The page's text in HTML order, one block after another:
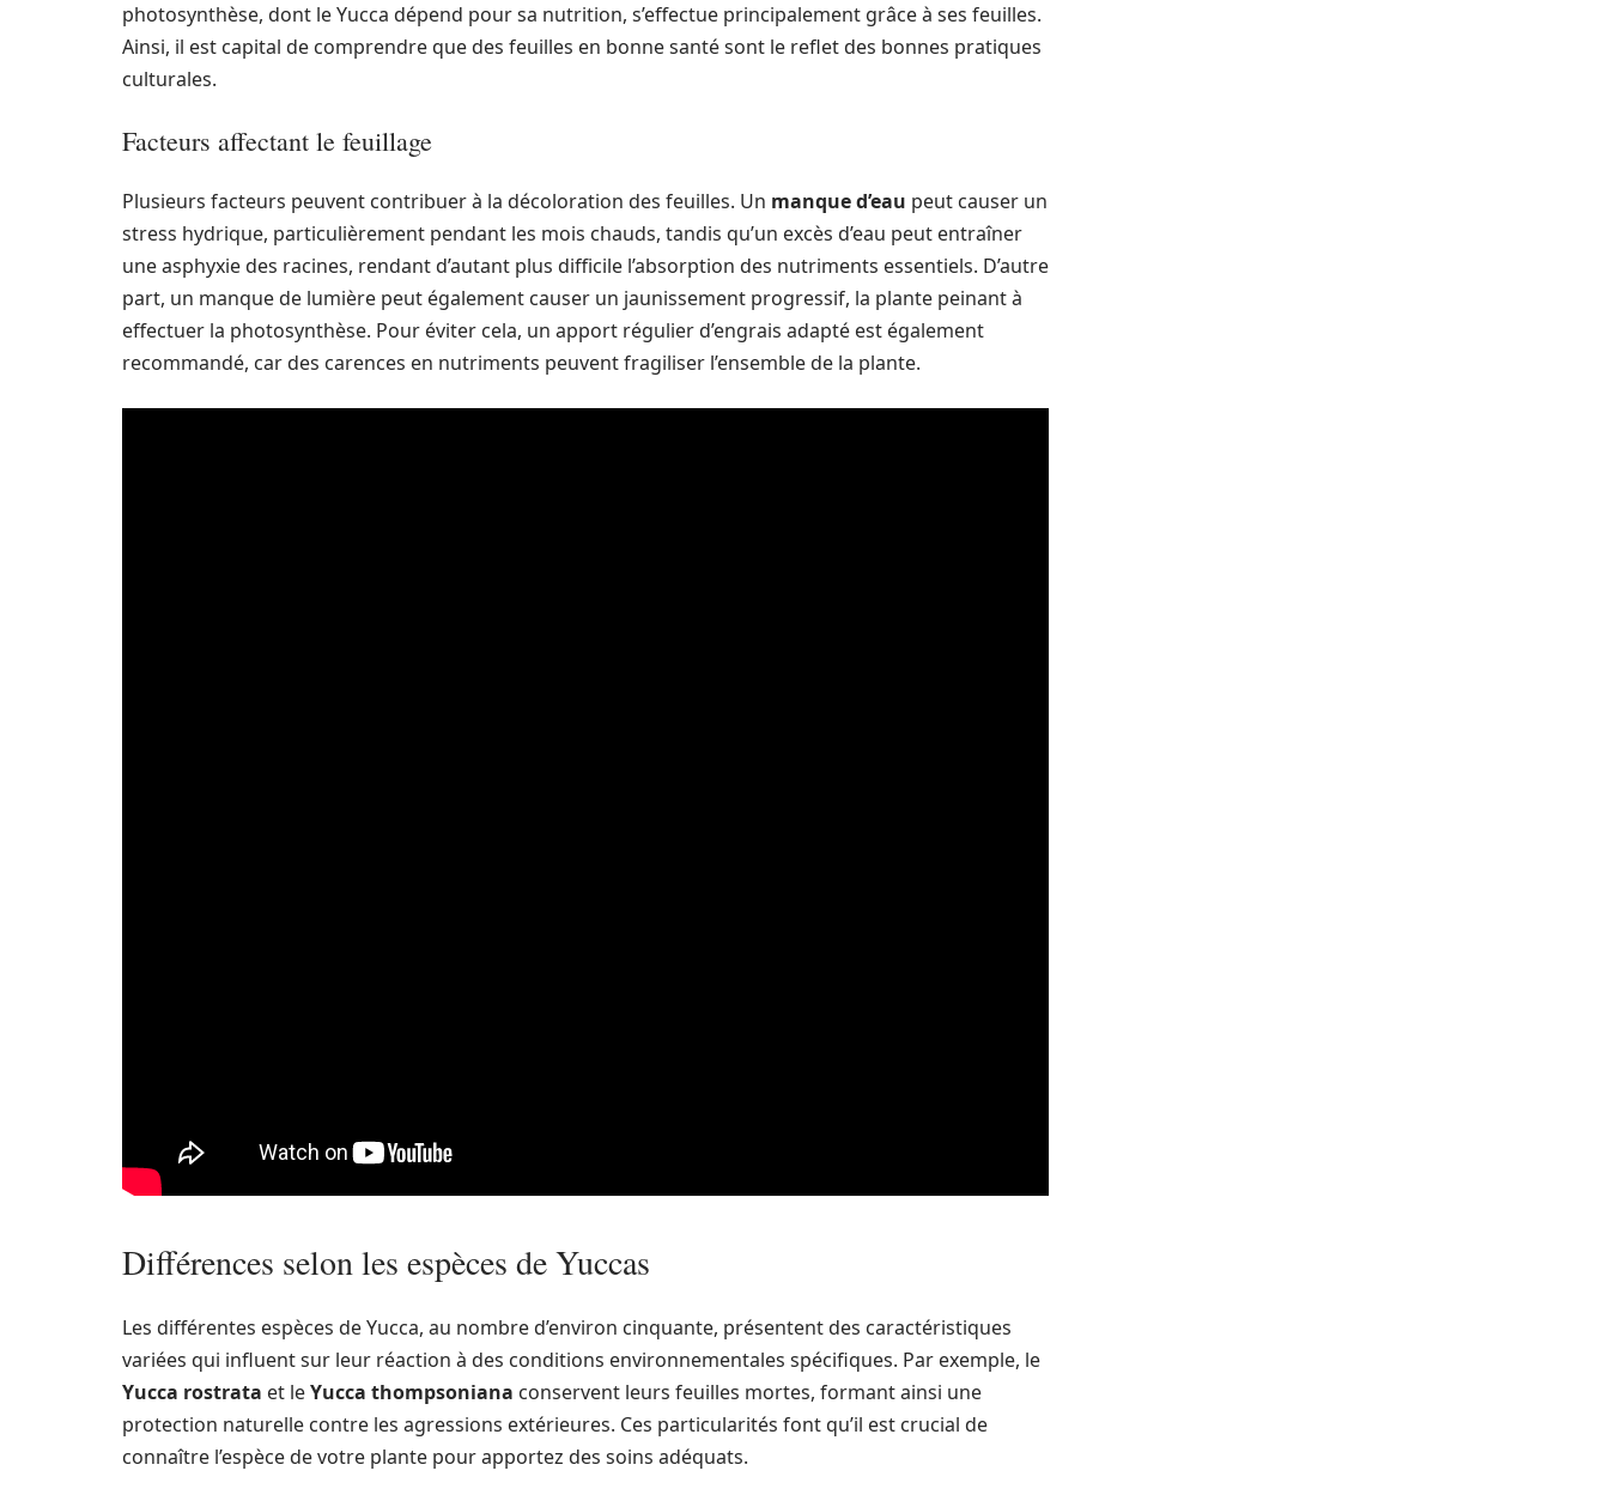
photosynthèse, dont le Yucca dépend pour sa nutrition, s’effectue principalement grâce à ses feuilles.
Ainsi, il est capital de comprendre que des feuilles en bonne santé sont le reflet des bonnes pratiques
culturales.
Facteurs affectant le feuillage
Plusieurs facteurs peuvent contribuer à la décoloration des feuilles. Un manque d’eau peut causer un
stress hydrique, particulièrement pendant les mois chauds, tandis qu’un excès d’eau peut entraîner
une asphyxie des racines, rendant d’autant plus difficile l’absorption des nutriments essentiels. D’autre
part, un manque de lumière peut également causer un jaunissement progressif, la plante peinant à
effectuer la photosynthèse. Pour éviter cela, un apport régulier d’engrais adapté est également
recommandé, car des carences en nutriments peuvent fragiliser l’ensemble de la plante.
Différences selon les espèces de Yuccas
Les différentes espèces de Yucca, au nombre d’environ cinquante, présentent des caractéristiques
variées qui influent sur leur réaction à des conditions environnementales spécifiques. Par exemple, le
Yucca rostrata et leYucca thompsoniana conservent leurs feuilles mortes, formant ainsi une
protection naturelle contre les agressions extérieures. Ces particularités font qu’il est crucial de
connaître l’espèce de votre plante pour apportez des soins adéquats.